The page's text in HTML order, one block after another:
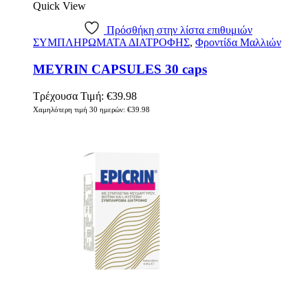
Quick View
Πρόσθήκη στην λίστα επιθυμιών
ΣΥΜΠΛΗΡΩΜΑΤΑ ΔΙΑΤΡΟΦΗΣ, Φροντίδα Μαλλιών
MEYRIN CAPSULES 30 caps
Τρέχουσα Τιμή: €39.98
Χαμηλότερη τιμή 30 ημερών: €39.98